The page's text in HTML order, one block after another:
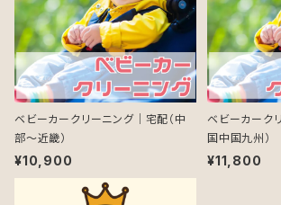
ベビーカークリーニング｜宅配（中
部～近畿）
¥10,900
ベビーカーク
国中国九州）
¥11,800